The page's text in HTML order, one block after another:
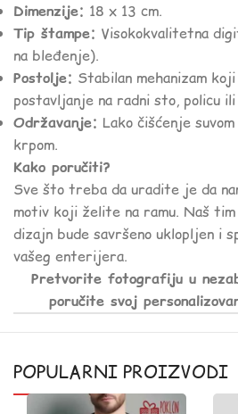
Dimenzije: 18 x 13 cm.
Tip štampe: Visokokvalitetna
na bleđenje).
Postolje: Stabilan mehanizam koji
postavljanje na radni sto, policu ili
Održavanje: Lako čišćenje
krpom.
Kako poručiti?
Sve što treba da uradite je da
motiv koji želite na ramu. Naš
dizajn bude savršeno uklopljen i
vašeg enterijera.
Pretvorite fotografiju u
poručite svoj
POPULARNI PROIZVODI